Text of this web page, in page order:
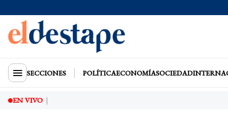
SECCIONES POLÍTICAECONOMÍASOCIEDAD
EN VIVO